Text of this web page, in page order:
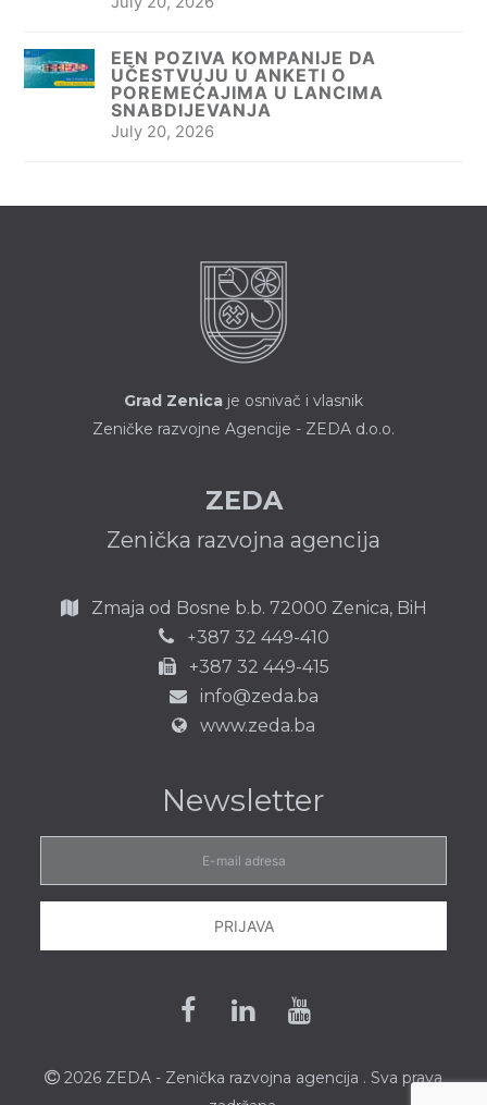
EEN POZIVA KOMPANIJE DA
UČESTVUJU U ANKETI O
POREMEĆAJIMA U LANCIMA
SNABDIJEVANJA
July 20, 2026
Grad Zenica je osnivač i vlasnik
Zeničke razvojne Agencije - ZEDA d.o.o.
ZEDA
Zenička razvojna agencija
Zmaja od Bosne b.b. 72000 Zenica, BiH
+387 32 449-410
+387 32 449-415
info@zeda.ba
www.zeda.ba
Newsletter
adresa
PRIJAVA
Facebook
LinkedinYoutube
2026 ZEDA - Zenička razvojna agencija . Sva prava